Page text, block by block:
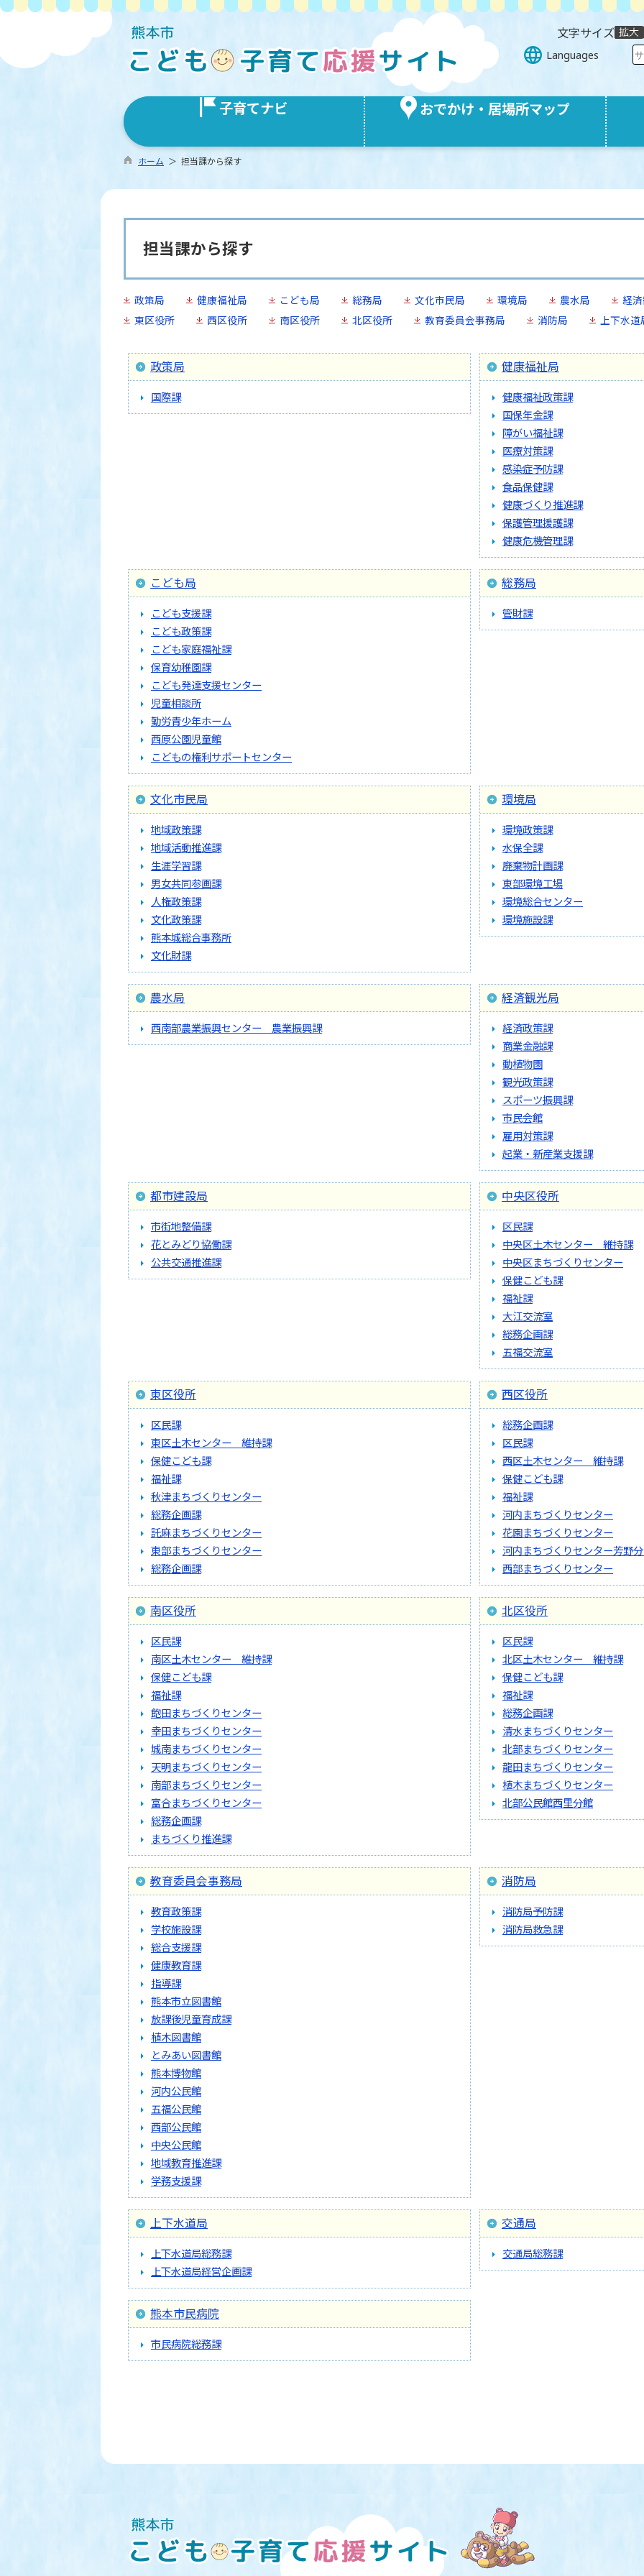
文字サイズ
Languages
子育てナビ おでかけ・居場所マップ
ホーム ＞ 担当課から探す
担当課から探す
政策局 健康福祉局 こども局 総務局 文化市民局 環境局 農水局
経
東区役所
西区役所 南区役所 北区役所 教育委員会事務局 消防局 上下水道
政策局
国際課
健康福祉局
健康福祉政策課
国保年金課
障がい福祉課
医療対策課
感染症予防課
食品保健課
健康づくり推進課
保護管理援護課
健康危機管理課
こども局
こども支援課
こども政策課
こども家庭福祉課
保育幼稚園課
こども発達支援センター
児童相談所
勤労青少年ホーム
西原公園児童館
こどもの権利サポートセンター
総務局
管財課
文化市民局
地域政策課
地域活動推進課
生涯学習課
男女共同参画課
人権政策課
文化政策課
熊本城総合事務所
文化財課
環境局
環境政策課
水保全課
廃棄物計画課
東部環境工場
環境総合センター
環境施設課
農水局
西南部農業振興センター 農業振興課
経済観光局
経済政策課
商業金融課
動植物園
観光政策課
スポーツ振興課
市民会館
雇用対策課
起業・新産業支援課
都市建設局
市街地整備課
花とみどり協働課
公共交通推進課
中央区役所
区民課
中央区土木センター 維持課
中央区まちづくりセンター
保健こども課
福祉課
大江交流室
総務企画課
五福交流室
東区役所
区民課
東区土木センター 維持課
保健こども課
福祉課
秋津まちづくりセンター
総務企画課
託麻まちづくりセンター
東部まちづくりセンター
総務企画課
西区役所
総務企画課
区民課
西区土木センター 維持課
保健こども課
福祉課
河内まちづくりセンター
花園まちづくりセンター
河内まちづくりセンター芳野
西部まちづくりセンター
南区役所
区民課
南区土木センター 維持課
保健こども課
福祉課
飽田まちづくりセンター
幸田まちづくりセンター
城南まちづくりセンター
天明まちづくりセンター
南部まちづくりセンター
富合まちづくりセンター
総務企画課
まちづくり推進課
北区役所
区民課
北区土木センター 維持課
保健こども課
福祉課
総務企画課
清水まちづくりセンター
北部まちづくりセンター
龍田まちづくりセンター
植木まちづくりセンター
北部公民館西里分館
教育委員会事務局
教育政策課
学校施設課
総合支援課
健康教育課
指導課
熊本市立図書館
放課後児童育成課
植木図書館
とみあい図書館
熊本博物館
河内公民館
五福公民館
西部公民館
中央公民館
地域教育推進課
学務支援課
消防局
消防局予防課
消防局救急課
上下水道局
上下水道局総務課
上下水道局経営企画課
交通局
交通局総務課
熊本市民病院
市民病院総務課